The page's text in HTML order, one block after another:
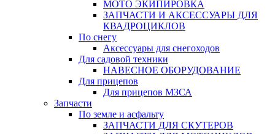
МОТО ЭКИПИРОВКА
ЗАПЧАСТИ И АКСЕССУАРЫ ДЛЯ
КВАДРОЦИКЛОВ
По снегу
Аксессуары для снегоходов
Для садовой техники
НАВЕСНОЕ ОБОРУДОВАНИЕ
Для прицепов
Для прицепов МЗСА
Запчасти
По земле и асфальту
ЗАПЧАСТИ ДЛЯ СКУТЕРОВ